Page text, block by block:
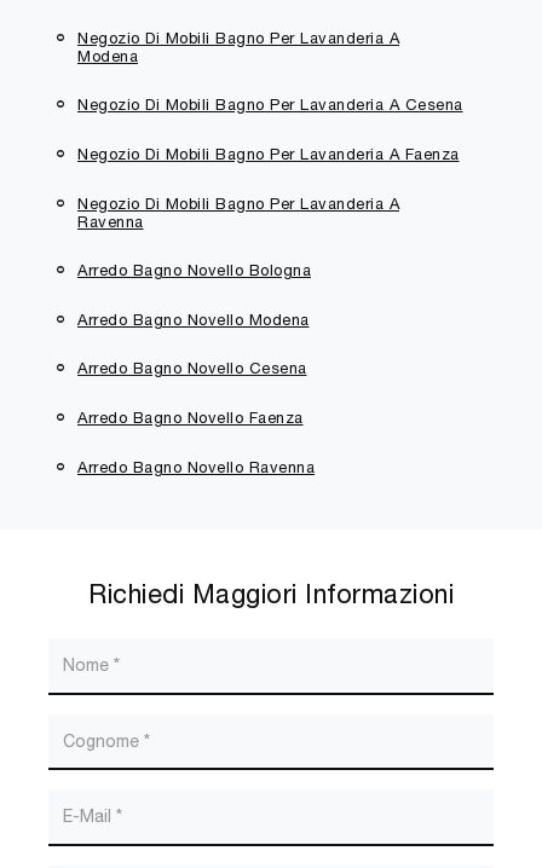
Negozio Di Mobili Bagno Per Lavanderia A
Modena
Negozio Di Mobili Bagno Per Lavanderia A Cesena
Negozio Di Mobili Bagno Per Lavanderia A Faenza
Negozio Di Mobili Bagno Per Lavanderia A
Ravenna
Arredo Bagno Novello Bologna
Arredo Bagno Novello Modena
Arredo Bagno Novello Cesena
Arredo Bagno Novello Faenza
Arredo Bagno Novello Ravenna
Richiedi Maggiori Informazioni